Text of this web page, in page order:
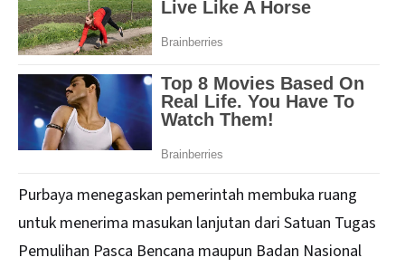
Purbaya menegaskan pemerintah membuka ruang
untuk menerima masukan lanjutan dari Satuan Tugas
Pemulihan Pasca Bencana maupun Badan Nasional